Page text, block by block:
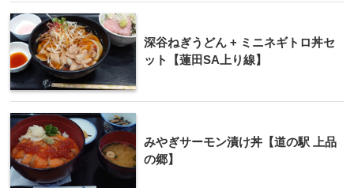
深谷ねぎうどん + ミニネギトロ丼セ
ット【蓮田SA上り線】
みやぎサーモン漬け丼【道の駅 上品
の郷】